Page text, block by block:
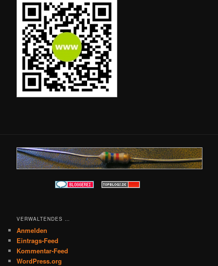
VERWALTENDES …
Anmelden
Eintrags-Feed
Kommentar-Feed
WordPress.org